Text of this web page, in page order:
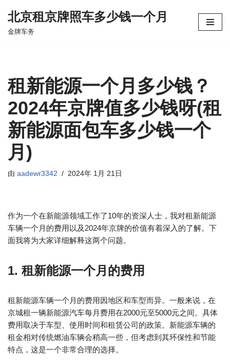
跳
北京租京牌照车多少钱一个月
金牌车务
租新能源一个月多少钱？
2024年京牌值多少钱呀(租
新能源面包车多少钱一个
月)
由 aadewr3342 2024年 1月 21日
作为一个在新能源领域工作了10年的资深人士，我对租新能源
车辆一个月的费用以及2024年京牌的价值有着深入的了解。下
面我将为大家详细解释这两个问题。
1. 租新能源一个月的费用
租新能源车辆一个月的费用因地区和车型而异。一般来说，在
京城租一辆新能源汽车每月费用在2000元至5000元之间。具体
费用取决于车型、使用时间和租赁公司的政策。新能源车辆的
租金相对传统燃油车辆会稍高一些，但考虑到其环保性和节能
特点，这是一个非常合理的选择。